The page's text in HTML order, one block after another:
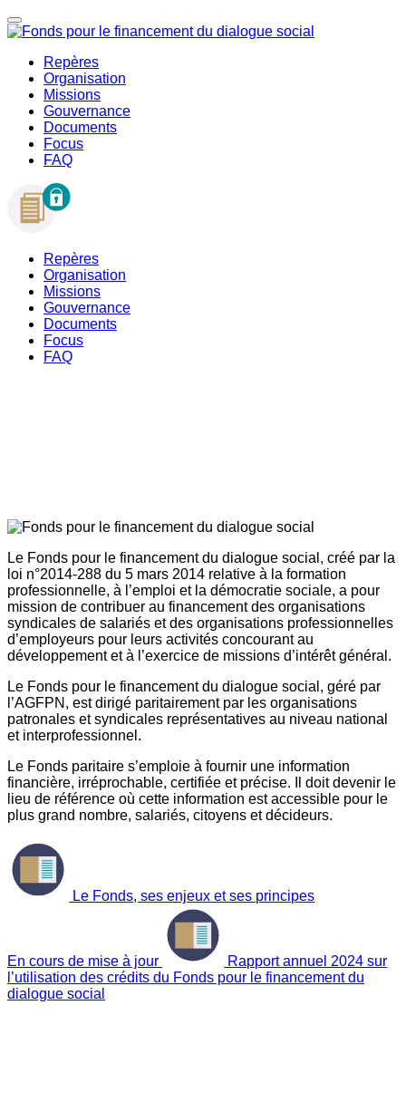
Repères
Organisation
Missions
Gouvernance
Documents
Focus
FAQ
Repères
Organisation
Missions
Gouvernance
Documents
Focus
FAQ
Le Fonds pour le financement du dialogue social, créé par la
loi n°2014-288 du 5 mars 2014 relative à la formation
professionnelle, à l’emploi et la démocratie sociale, a pour
mission de contribuer au financement des organisations
syndicales de salariés et des organisations professionnelles
d’employeurs pour leurs activités concourant au
développement et à l’exercice de missions d’intérêt général.
Le Fonds pour le financement du dialogue social, géré par
l’AGFPN, est dirigé paritairement par les organisations
patronales et syndicales représentatives au niveau national
et interprofessionnel.
Le Fonds paritaire s’emploie à fournir une information
financière, irréprochable, certifiée et précise. Il doit devenir le
lieu de référence où cette information est accessible pour le
plus grand nombre, salariés, citoyens et décideurs.
Le Fonds, ses enjeux et ses principes
En cours de mise à jour
Rapport annuel 2024 sur
l’utilisation des crédits du Fonds pour le financement du
dialogue social